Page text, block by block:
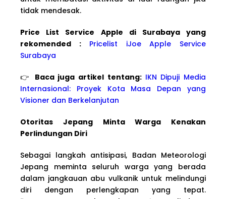
tidak mendesak.
Price List Service Apple di Surabaya yang
rekomended :
Pricelist iJoe Apple Service
Surabaya
👉 Baca juga artikel tentang: IKN Dipuji Media
Internasional: Proyek Kota Masa Depan yang
Visioner dan Berkelanjutan
Otoritas Jepang Minta Warga Kenakan
Perlindungan Diri
Sebagai langkah antisipasi, Badan Meteorologi
Jepang meminta seluruh warga yang berada
dalam jangkauan abu vulkanik untuk melindungi
diri dengan perlengkapan yang tepat.